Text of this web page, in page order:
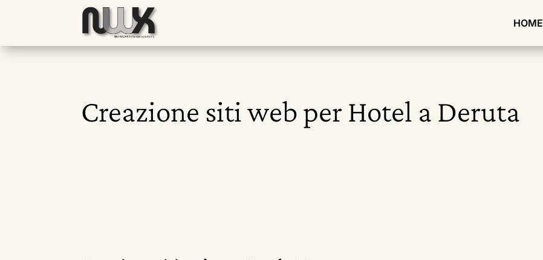
HOME
Creazione siti web per Hotel a Deruta